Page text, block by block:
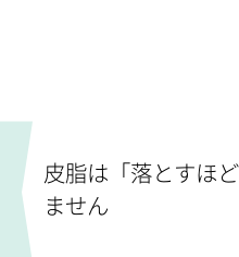
皮脂は「落とすほ
ません